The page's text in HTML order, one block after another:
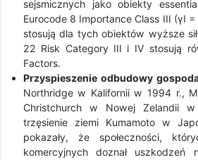
sejsmicznych jako obiekty
Eurocode 8 Importance Class III (γI
stosują dla tych obiektów wyższe
22 Risk Category III i IV stosują
Factors.
Przyspieszenie odbudowy
Northridge w Kalifornii w 1994 r.,
Christchurch w Nowej Zelandii
trzęsienie ziemi Kumamoto w
pokazały, że społeczności,
komercyjnych doznał uszkodzeń